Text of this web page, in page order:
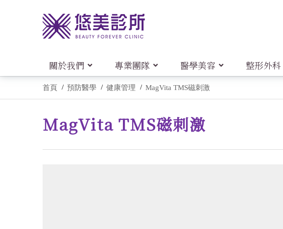
關於我們 專業團隊 醫學美容 整形外科
首頁 預防醫學 健康管理 MagVita TMS磁刺激
MagVita TMS磁刺激